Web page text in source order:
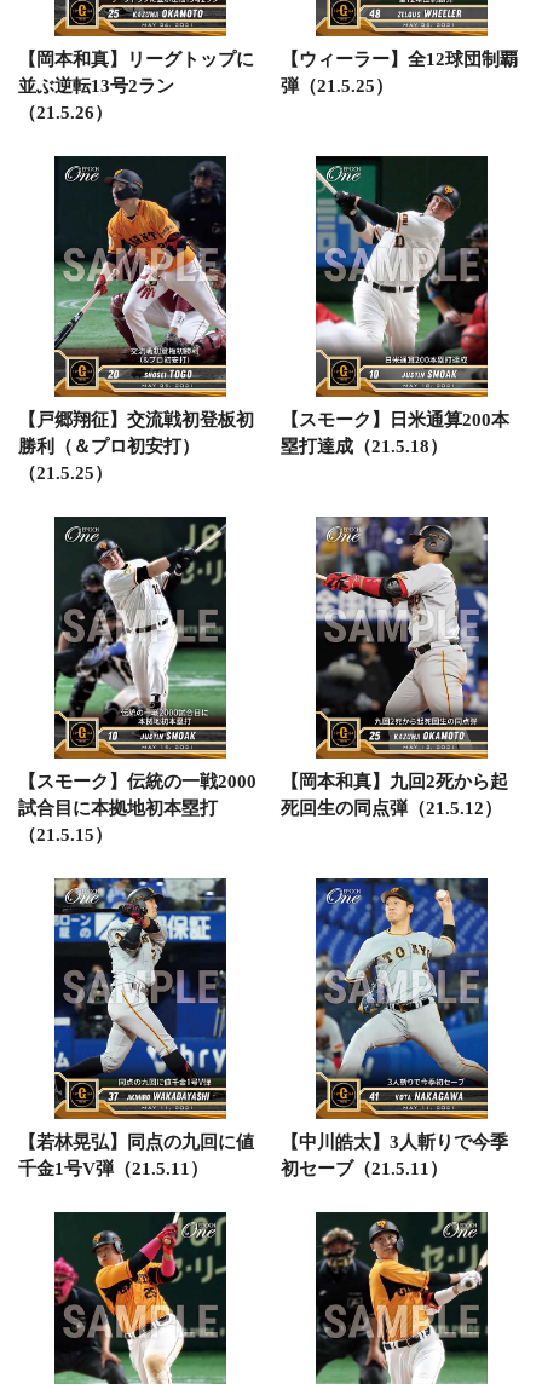
【岡本和真】リーグトップに
並ぶ逆転13号2ラン
（21.5.26）
【ウィーラー】全12球団制覇
弾（21.5.25）
【戸郷翔征】交流戦初登板初
勝利（＆プロ初安打）
（21.5.25）
【スモーク】日米通算200本
塁打達成（21.5.18）
【スモーク】伝統の一戦2000
試合目に本拠地初本塁打
（21.5.15）
【岡本和真】九回2死から起
死回生の同点弾（21.5.12）
【若林晃弘】同点の九回に値
千金1号V弾（21.5.11）
【中川皓太】3人斬りで今季
初セーブ（21.5.11）